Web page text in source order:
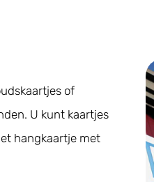
of
U kunt kaartjes
hangkaartje met